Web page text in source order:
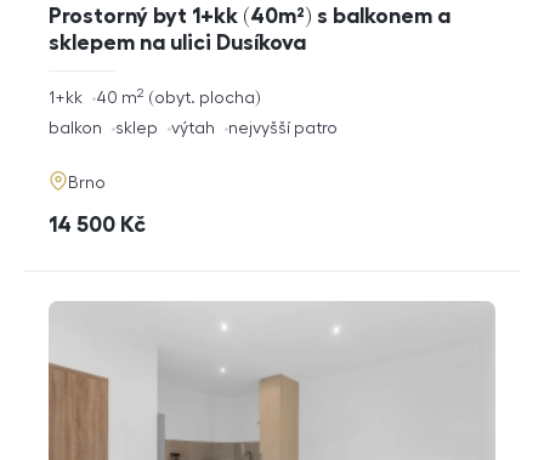
Prostorný byt 1+kk (40m²) s balkonem a
sklepem na ulici Dusíkova
rozměry
1+kk obyt. plocha
40 m2
funkce
balkon sklep výtah nejvyšší patro
adresa
Brno
cena
14 500 Kč